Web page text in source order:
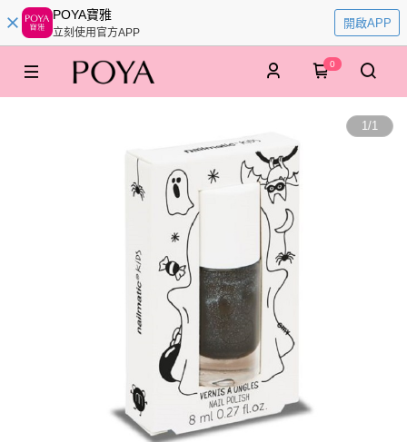
POYA寶雅
立刻使用官方APP
開啟APP
0
1/1